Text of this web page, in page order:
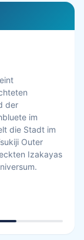
der
im
die Stadt im
Outer
Izakayas